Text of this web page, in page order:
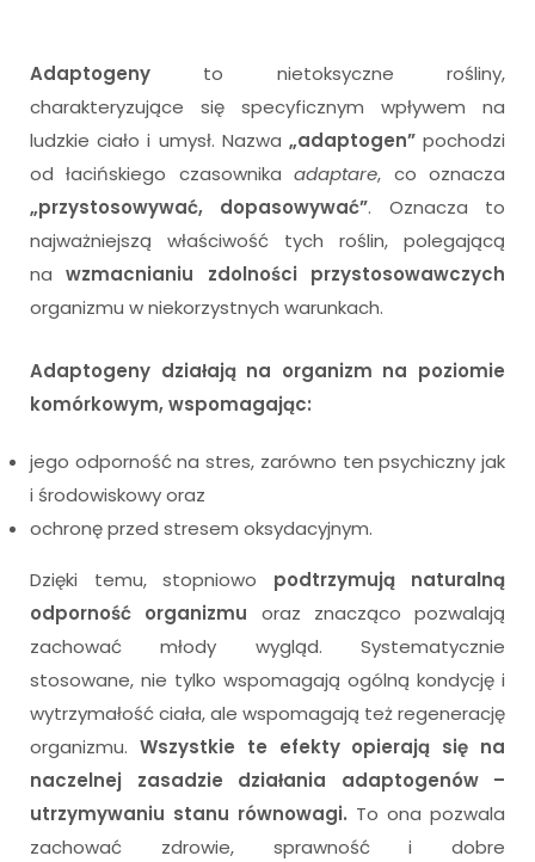
Adaptogeny to nietoksyczne rośliny,
charakteryzujące się specyficznym wpływem na
ludzkie ciało i umysł. Nazwa „adaptogen”pochodzi
od łacińskiego czasownikaadaptare, co oznacza
„przystosowywać, dopasowywać”. Oznacza to
najważniejszą właściwość tych roślin, polegającą
nawzmacnianiu zdolności przystosowawczych
organizmu w niekorzystnych warunkach.
Adaptogeny działają na organizm na poziomie
komórkowym, wspomagając:
jego odporność na stres, zarówno ten psychiczny jak
i środowiskowy oraz
ochronę przed stresem oksydacyjnym.
Dzięki temu, stopniowo podtrzymują naturalną
odporność organizmu oraz znacząco pozwalają
zachować młody wygląd. Systematycznie
stosowane, nie tylko wspomagają ogólną kondycję i
wytrzymałość ciała, ale wspomagają też regenerację
organizmu. Wszystkie te efekty opierają się na
naczelnej zasadzie działania adaptogenów –
utrzymywaniu stanu równowagi. To ona pozwala
zachować zdrowie, sprawność i dobre